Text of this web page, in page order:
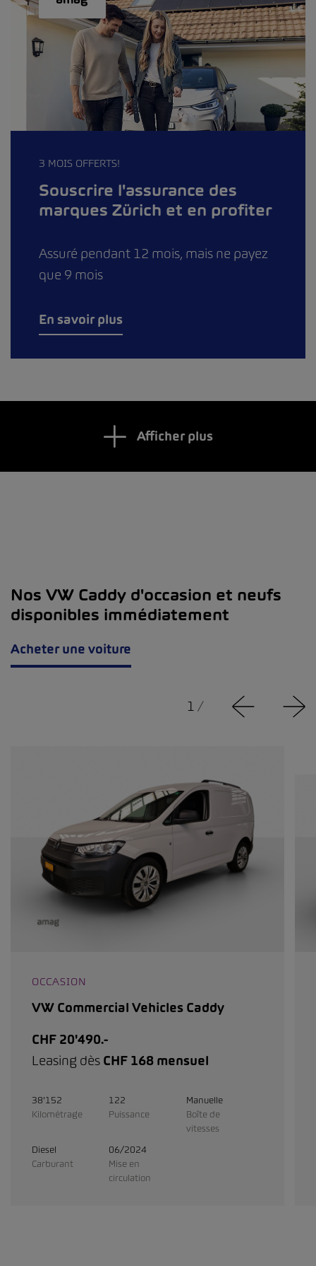
3 MOIS OFFERTS!
Souscrire l'assurance des
marques Zürich et en profiter
Assuré pendant 12 mois, mais ne payez
que 9 mois
En savoir plus
Afficher plus
Nos VW Caddy d'occasion et neufs
disponibles immédiatement
Acheter une voiture
1 /
OCCASION
VW Commercial Vehicles Caddy
CHF 20'490.-
Leasing dès CHF 168 mensuel
38'152
Kilométrage
122
Puissance
Manuelle
Boîte de
vitesses
Diesel
Carburant
06/2024
Mise en
circulation